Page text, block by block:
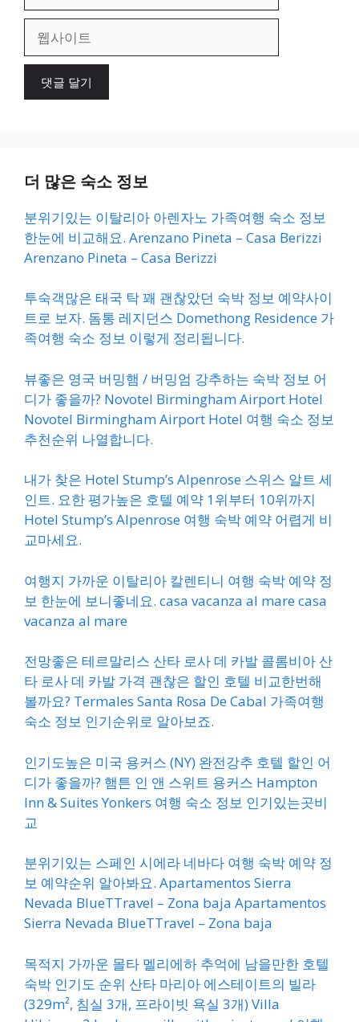
일
이
더 많은 숙소 정보
분위기있는 이탈리아 아렌자노 가족여행 숙소 정보
한눈에 비교해요. Arenzano Pineta – Casa Berizzi
Arenzano Pineta – Casa Berizzi
투숙객많은 태국 탁 꽤 괜찮았던 숙박 정보 예약사이
트로 보자. 돔통 레지던스 Domethong Residence 가
족여행 숙소 정보 이렇게 정리됩니다.
뷰좋은 영국 버밍햄 / 버밍엄 강추하는 숙박 정보 어
디가 좋을까? Novotel Birmingham Airport Hotel
Novotel Birmingham Airport Hotel 여행 숙소 정보
추천순위 나열합니다.
내가 찾은 Hotel Stump’s Alpenrose 스위스 알트 세
인트. 요한 평가높은 호텔 예약 1위부터 10위까지
Hotel Stump’s Alpenrose 여행 숙박 예약 어렵게 비
교마세요.
여행지 가까운 이탈리아 칼렌티니 여행 숙박 예약 정
보 한눈에 보니좋네요. casa vacanza al mare casa
vacanza al mare
전망좋은 테르말리스 산타 로사 데 카발 콜롬비아 산
타 로사 데 카발 가격 괜찮은 할인 호텔 비교한번해
볼까요? Termales Santa Rosa De Cabal 가족여행
숙소 정보 인기순위로 알아보죠.
인기도높은 미국 용커스 (NY) 완전강추 호텔 할인 어
디가 좋을까? 햄튼 인 앤 스위트 용커스 Hampton
Inn & Suites Yonkers 여행 숙소 정보 인기있는곳비
교
분위기있는 스페인 시에라 네바다 여행 숙박 예약 정
보 예약순위 알아봐요. Apartamentos Sierra
Nevada BlueTTravel – Zona baja Apartamentos
Sierra Nevada BlueTTravel – Zona baja
목적지 가까운 몰타 멜리에하 추억에 남을만한 호텔
숙박 인기도 순위 산타 마리아 에스테이트의 빌라
(329m², 침실 3개, 프라이빗 욕실 3개) Villa